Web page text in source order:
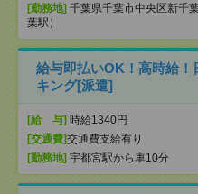
[勤務地] 千葉県千葉市中央区新千
葉駅）
給与即払いOK！高時給！
キング[派遣]
[給 与] 時給1340円
[交通費]交通費支給有り
[勤務地] 宇都宮駅から車10分